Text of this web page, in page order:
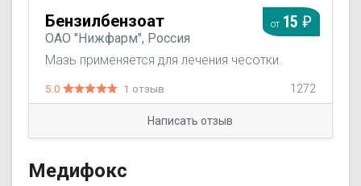
Бензилбензоат
ОАО "Нижфарм", Россия
Мазь применяется для лечения чесотки.
от 15
5.0 1 отзыв 1272
Написать отзыв
Медифокс